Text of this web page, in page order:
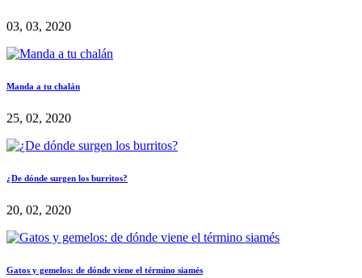
03, 03, 2020
Manda a tu chalán
25, 02, 2020
¿De dónde surgen los burritos?
20, 02, 2020
Gatos y gemelos: de dónde viene el término siamés